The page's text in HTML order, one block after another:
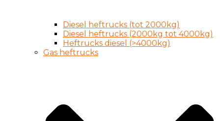
Diesel heftrucks (tot 2000kg)
Diesel heftrucks (2000kg tot 4000kg)
Heftrucks diesel (>4000kg)
Gas heftrucks